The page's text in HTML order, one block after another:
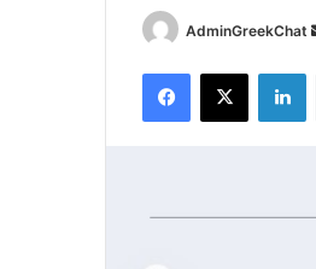
AdminGreekChat
Facebook
X